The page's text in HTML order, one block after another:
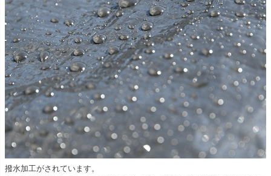
撥水加工がされています。